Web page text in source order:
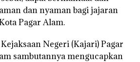
dan nyaman bagi jajaran
Pagar Alam.
Negeri (Kajari) Pagar
sambutannya mengucapkan